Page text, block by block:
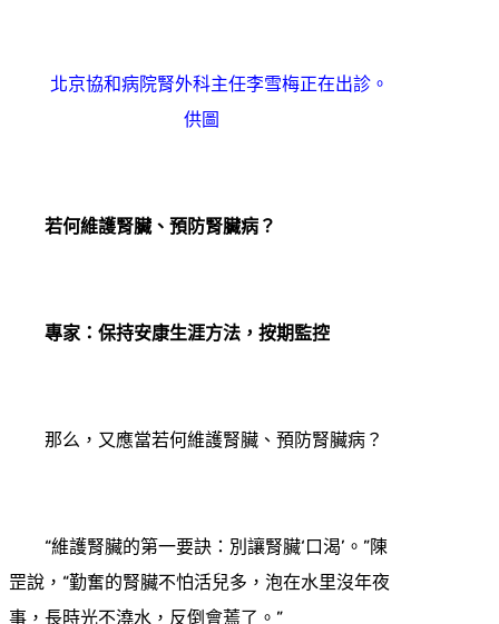
北京協和病院腎外科主任李雪梅正在出診。
供圖
若何維護腎臟、預防腎臟病？
專家：保持安康生涯方法，按期監控
那么，又應當若何維護腎臟、預防腎臟病？
“維護腎臟的第一要訣：別讓腎臟‘口渴’。”陳
罡說，“勤奮的腎臟不怕活兒多，泡在水里沒年夜
事，長時光不澆水，反倒會蔫了。”